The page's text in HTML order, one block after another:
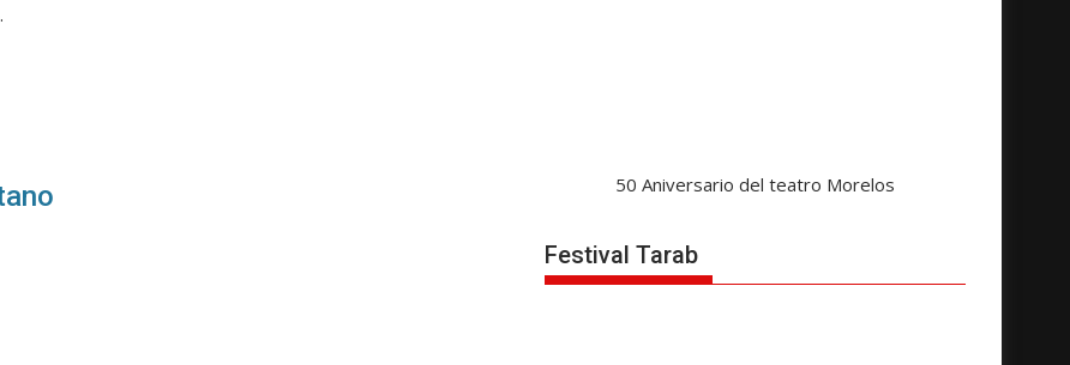
50 Aniversario del teatro Morelos
Festival Tarab